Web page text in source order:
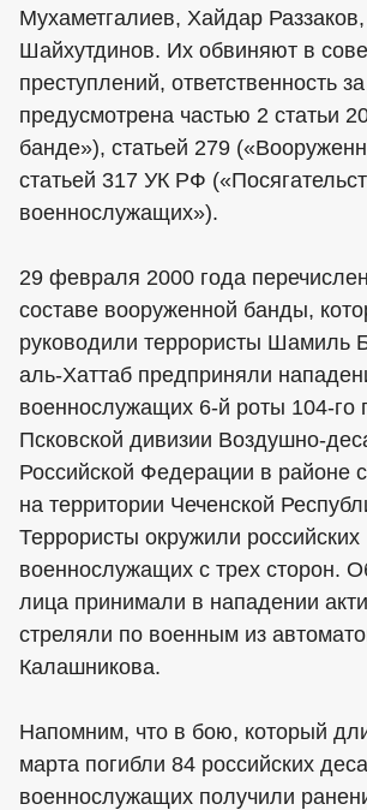
Мухаметгалиев, Хайдар
Шайхутдинов. Их обвиняют в
преступлений, ответственность
предусмотрена частью 2 статьи
банде»), статьей 279
статьей 317 УК РФ
военнослужащих»).
29 февраля 2000 года
составе вооруженной банды,
руководили террористы Шамиль
аль-Хаттаб предприняли
военнослужащих 6-й роты 104-го
Псковской дивизии Воздушно-
Российской Федерации в районе
на территории Чеченской
Террористы окружили российских
военнослужащих с трех сторон.
лица принимали в нападении
стреляли по военным из
Калашникова.
Напомним, что в бою, который
марта погибли 84 российских
военнослужащих получили